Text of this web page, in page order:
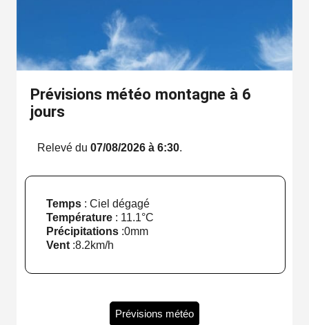
Prévisions météo montagne à 6
jours
Relevé du 07/08/2026 à 6:30.
Temps: Ciel dégagé
Température: 11.1°C
Précipitations:0mm
Vent:8.2km/h
Prévisions météo